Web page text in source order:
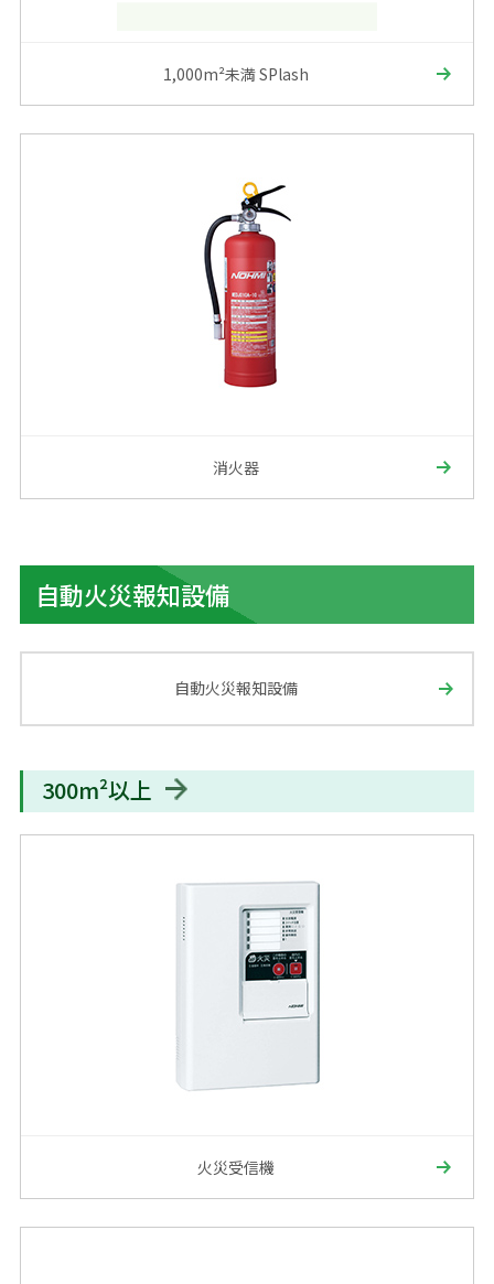
1,000m²未満 SPlash
消火器
自動火災報知設備
自動火災報知設備
300m²以上
火災受信機